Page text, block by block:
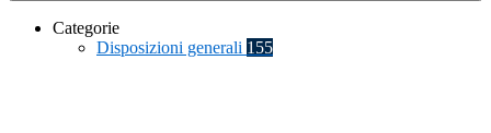
Categorie
Disposizioni generali 155